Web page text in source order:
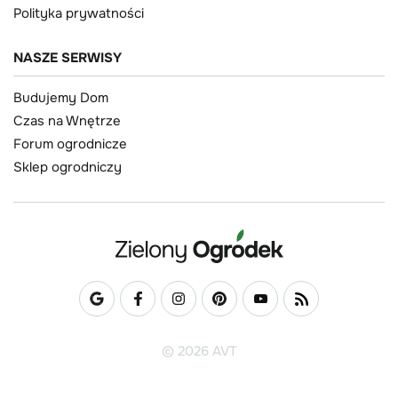
Polityka prywatności
NASZE SERWISY
Budujemy Dom
Czas na Wnętrze
Forum ogrodnicze
Sklep ogrodniczy
© 2026 AVT